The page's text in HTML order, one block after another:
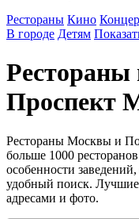
Рестораны Кино
В городе Детям
Рестораны
Проспект
Рестораны Москвы и
больше 1000
особенности
удобный поиск.
адресами и фото.